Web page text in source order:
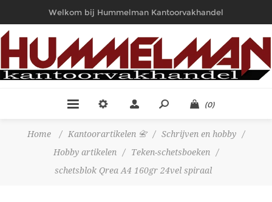
Welkom bij Hummelman Kantoorvakhandel
(0)
Home / Kantoorartikelen 📇 / Schrijven en hobby
/
Hobby artikelen
/ Teken-schetsboeken
/
schetsblok Qrea A4 160gr 24vel spiraal